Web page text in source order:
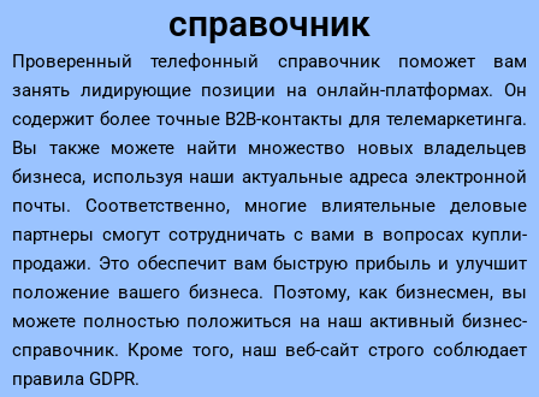
справочник
Проверенный телефонный справочник поможет вам
занять лидирующие позиции на онлайн-платформах. Он
содержит более точные B2B-контакты для телемаркетинга.
Вы также можете найти множество новых владельцев
бизнеса, используя наши актуальные адреса электронной
почты. Соответственно, многие влиятельные деловые
партнеры смогут сотрудничать с вами в вопросах купли-
продажи. Это обеспечит вам быструю прибыль и улучшит
положение вашего бизнеса. Поэтому, как бизнесмен, вы
можете полностью положиться на наш активный бизнес-
справочник. Кроме того, наш веб-сайт строго соблюдает
правила GDPR.